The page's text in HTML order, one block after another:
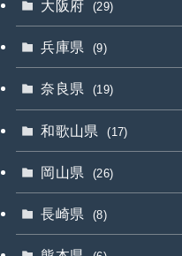
大阪府 (29)
兵庫県 (9)
奈良県 (19)
和歌山県 (17)
岡山県 (26)
長崎県 (8)